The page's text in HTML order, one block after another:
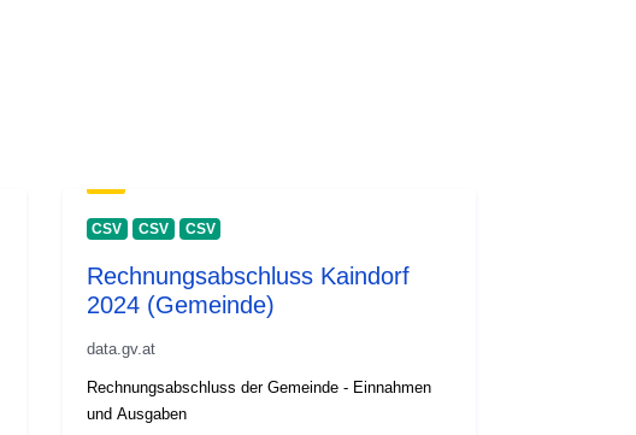
CSV CSV CSV
Rechnungsabschluss Kaindorf
2024 (Gemeinde)
data.gv.at
Rechnungsabschluss der Gemeinde - Einnahmen
und Ausgaben